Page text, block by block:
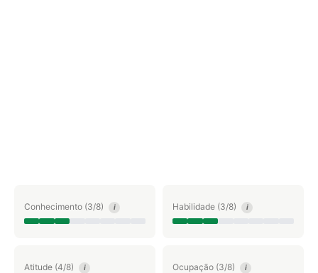
Conhecimento (3/8) i Habilidade (3/8) i
Atitude (4/8) i Ocupação (3/8) i